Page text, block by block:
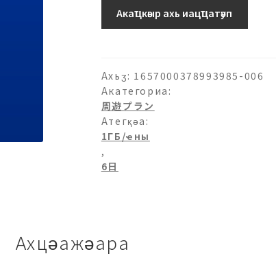
パ
33-
1ГБ/
日-6
日
ашәагаа
Акаҵкәыр ахь иацҵатәуп
Ахьӡ: 1657000378993985-006
Акатегориа:
周遊プラン
Атегқәа:
1ГБ/ҽны
,
6日
Ахцәажәара